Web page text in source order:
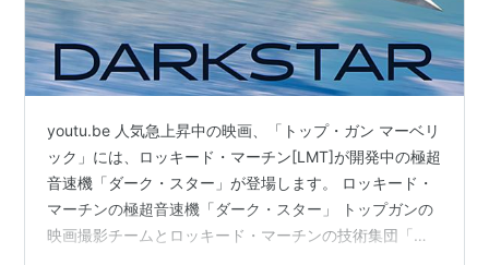
youtu.be 人気急上昇中の映画、「トップ・ガン マーベリ
ック」には、ロッキード・マーチン[LMT]が開発中の極超
音速機「ダーク・スター」が登場します。 ロッキード・
マーチンの極超音速機「ダーク・スター」 トップガンの
映画撮影チームとロッキード・マーチンの技術集団「ス